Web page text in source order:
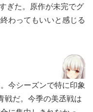
ぎた。原作が未完でグ
わってもいいと感じる
今シーズンで特に印象
戦だ。今季の美丞戦は